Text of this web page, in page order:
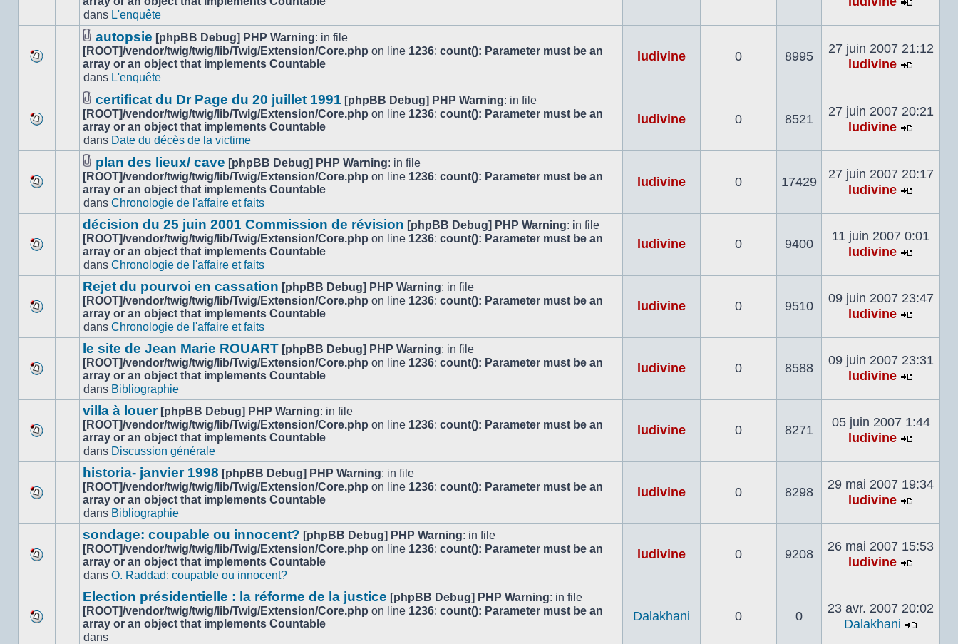
nouveau
message
dans L'enquête
le
dernier
nouveau
message
Fichier(s)
joint(s)
autopsie [phpBB Debug] PHP Warning: in file
[ROOT]/vendor/twig/twig/lib/Twig/Extension/Core.php on line 1236: count(): Parameter must be an
array or an object that implements Countable
dans L'enquête
ludivine 0 8995
27 juin 2007 21:12
ludivine
le
dernier
nouveau
message
Fichier(s)
joint(s)
certificat du Dr Page du 20 juillet 1991 [phpBB Debug] PHP Warning: in file
[ROOT]/vendor/twig/twig/lib/Twig/Extension/Core.php on line 1236: count(): Parameter must be an
array or an object that implements Countable
dans Date du décès de la victime
ludivine 0 8521
27 juin 2007 20:21
ludivine
le
dernier
nouveau
message
Fichier(s)
joint(s)
plan des lieux/ cave [phpBB Debug] PHP Warning: in file
[ROOT]/vendor/twig/twig/lib/Twig/Extension/Core.php on line 1236: count(): Parameter must be an
array or an object that implements Countable
dans Chronologie de l'affaire et faits
ludivine 0 17429
27 juin 2007 20:17
ludivine
le
dernier
nouveau
message
décision du 25 juin 2001 Commission de révision [phpBB Debug] PHP Warning: in file
[ROOT]/vendor/twig/twig/lib/Twig/Extension/Core.php on line 1236: count(): Parameter must be an
array or an object that implements Countable
dans Chronologie de l'affaire et faits
ludivine 0 9400
11 juin 2007 0:01
ludivine
le
dernier
nouveau
message
Rejet du pourvoi en cassation [phpBB Debug] PHP Warning: in file
[ROOT]/vendor/twig/twig/lib/Twig/Extension/Core.php on line 1236: count(): Parameter must be an
array or an object that implements Countable
dans Chronologie de l'affaire et faits
ludivine 0 9510
09 juin 2007 23:47
ludivine
le
dernier
nouveau
message
le site de Jean Marie ROUART [phpBB Debug] PHP Warning: in file
[ROOT]/vendor/twig/twig/lib/Twig/Extension/Core.php on line 1236: count(): Parameter must be an
array or an object that implements Countable
dans Bibliographie
ludivine 0 8588
09 juin 2007 23:31
ludivine
le
dernier
nouveau
message
villa à louer [phpBB Debug] PHP Warning: in file
[ROOT]/vendor/twig/twig/lib/Twig/Extension/Core.php on line 1236: count(): Parameter must be an
array or an object that implements Countable
dans Discussion générale
ludivine 0 8271
05 juin 2007 1:44
ludivine
le
dernier
nouveau
message
historia- janvier 1998 [phpBB Debug] PHP Warning: in file
[ROOT]/vendor/twig/twig/lib/Twig/Extension/Core.php on line 1236: count(): Parameter must be an
array or an object that implements Countable
dans Bibliographie
ludivine 0 8298
29 mai 2007 19:34
ludivine
le
dernier
nouveau
message
sondage: coupable ou innocent? [phpBB Debug] PHP Warning: in file
[ROOT]/vendor/twig/twig/lib/Twig/Extension/Core.php on line 1236: count(): Parameter must be an
array or an object that implements Countable
dans O. Raddad: coupable ou innocent?
ludivine 0 9208
26 mai 2007 15:53
ludivine
le
dernier
Election présidentielle : la réforme de la justice [phpBB Debug] PHP Warning: in file
[ROOT]/vendor/twig/twig/lib/Twig/Extension/Core.php on line 1236: count(): Parameter must be an
array or an object that implements Countable
dans
Dalakhani 0 0
23 avr. 2007 20:02
Dalakhani